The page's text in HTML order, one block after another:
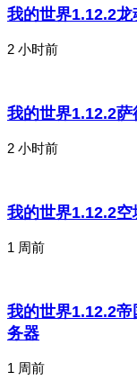
我的世界1.12.2
2 小时前
我的世界1.12.2
2 小时前
我的世界1.12.2
1 周前
我的世界1.12.2
务器
1 周前